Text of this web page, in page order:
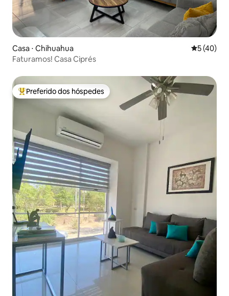
Casa ⋅ Chihuahua 5 de uma
5 (40)
Faturamos! Casa Ciprés
Entre os melhores preferidos dos hóspedes
Preferido dos hóspedes